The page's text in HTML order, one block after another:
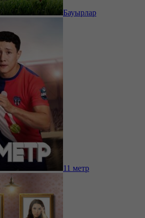
Бауырлар
11 метр